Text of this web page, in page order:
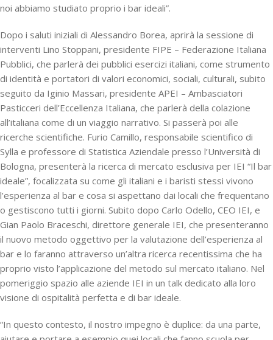
noi abbiamo studiato proprio i bar ideali”.
Dopo i saluti iniziali di Alessandro Borea, aprirà la sessione di
interventi Lino Stoppani, presidente FIPE – Federazione Italiana
Pubblici, che parlerà dei pubblici esercizi italiani, come strumento
di identità e portatori di valori economici, sociali, culturali, subito
seguito da Iginio Massari, presidente APEI – Ambasciatori
Pasticceri dell’Eccellenza Italiana, che parlerà della colazione
all’italiana come di un viaggio narrativo. Si passerà poi alle
ricerche scientifiche. Furio Camillo, responsabile scientifico di
Sylla e professore di Statistica Aziendale presso l’Università di
Bologna, presenterà la ricerca di mercato esclusiva per IEI “Il bar
ideale”, focalizzata su come gli italiani e i baristi stessi vivono
l’esperienza al bar e cosa si aspettano dai locali che frequentano
o gestiscono tutti i giorni. Subito dopo Carlo Odello, CEO IEI, e
Gian Paolo Braceschi, direttore generale IEI, che presenteranno
il nuovo metodo oggettivo per la valutazione dell’esperienza al
bar e lo faranno attraverso un’altra ricerca recentissima che ha
proprio visto l’applicazione del metodo sul mercato italiano. Nel
pomeriggio spazio alle aziende IEI in un talk dedicato alla loro
visione di ospitalità perfetta e di bar ideale.
“In questo contesto, il nostro impegno è duplice: da una parte,